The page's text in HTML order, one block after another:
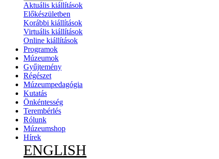
Aktuális kiállítások
Előkészületben
Korábbi kiállítások
Virtuális kiállítások
Online kiállítások
Programok
Múzeumok
Gyűjtemény
Régészet
Múzeumpedagógia
Kutatás
Önkéntesség
Terembérlés
Rólunk
Múzeumshop
Hírek
ENGLISH